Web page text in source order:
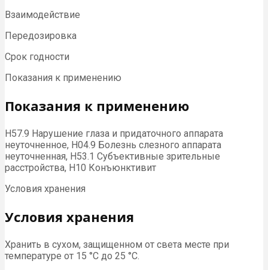
Взаимодействие
Передозировка
Срок годности
Показания к применению
Показания к применению
H57.9 Нарушение глаза и придаточного аппарата
неуточненное, H04.9 Болезнь слезного аппарата
неуточненная, H53.1 Субъективные зрительные
расстройства, H10 Конъюнктивит
Условия хранения
Условия хранения
Хранить в сухом, защищенном от света месте при
температуре от 15 °С до 25 °С.